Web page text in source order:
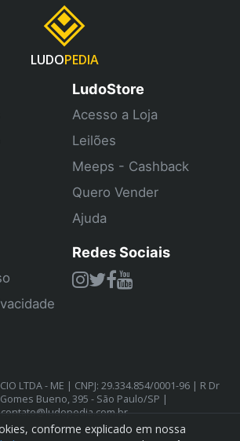
LUDOPEDIA
LudoStore
Acesso a Loja
Leilões
Meeps - Cashback
Quero Vender
Ajuda
Redes Sociais
LTDA - ME | CNPJ: 29.334.854/0001-96 | R Dr
Bueno, 395 - São Paulo/SP |
contato@ludopedia.com.br
conforme explicado em nossa